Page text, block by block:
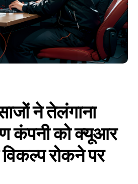
ने तेलंगाना
कंपनी को क्यूआर
रोकने पर